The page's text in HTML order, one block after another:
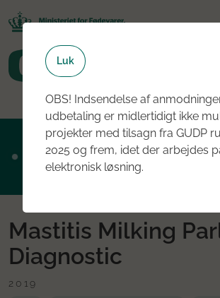
Ansøgningsrunde 2, 2026 er nu
mere om rundens fokus her
Mastitis Milking
Diagnostic
2019
Luk
OBS! Indsendelse af
udbetaling er midlertidigt ikke
projekter med tilsagn fra GUDP
2025 og frem, idet der arbejdes
elektronisk løsning.